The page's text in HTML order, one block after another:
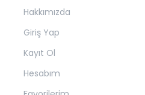
Hakkımızda
Giriş Yap
Kayıt Ol
Hesabım